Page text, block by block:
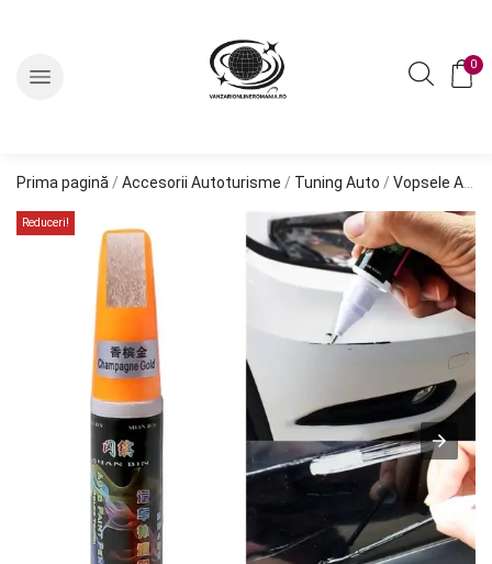
0
Prima pagină / Accesorii Autoturisme / Tuning Auto / Vopsele Auto
Reduceri!